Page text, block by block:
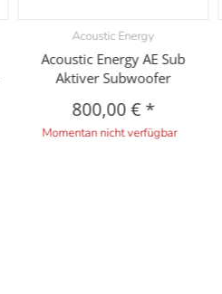
Acoustic Energy
Acoustic Energy AE Sub
Aktiver Subwoofer
800,00 €*
Momentan nicht verfügbar